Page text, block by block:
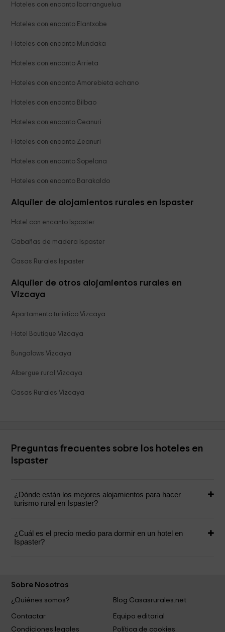
Hoteles con encanto Ibarranguelua
Hoteles con encanto Elantxobe
Hoteles con encanto Mundaka
Hoteles con encanto Arrieta
Hoteles con encanto Amorebieta echano
Hoteles con encanto Bilbao
Hoteles con encanto Ceanuri
Hoteles con encanto Zeanuri
Hoteles con encanto Sopelana
Hoteles con encanto Barakaldo
Alquiler de alojamientos rurales en Ispaster
Hotel con encanto Ispaster
Cabañas de madera Ispaster
Casas Rurales Ispaster
Alquiler de otros alojamientos rurales en
Vizcaya
Apartamento turístico Vizcaya
Hotel Boutique Vizcaya
Bungalows Vizcaya
Albergue rural Vizcaya
Casas Rurales Vizcaya
Preguntas frecuentes sobre los hoteles en
Ispaster
¿Dónde están los mejores alojamientos para hacer
turismo rural en Ispaster?
¿Cuál es el precio medio para dormir en un hotel en
Ispaster?
Sobre Nosotros
¿Quiénes somos?
Blog Casasrurales.net
Contactar
Equipo editorial
Condiciones legales
Política de cookies